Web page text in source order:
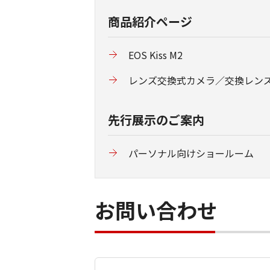
商品紹介ページ
EOS Kiss M2
レンズ交換式カメラ／交換レン
先行展示のご案内
パーソナル向けショールーム
お問い合わせ